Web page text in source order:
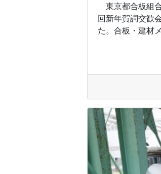
東京都合板組
回新年賀詞交歓
た。合板・建材